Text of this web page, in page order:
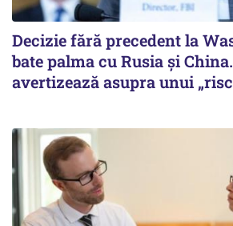
Decizie fără precedent la
bate palma cu Rusia și
avertizează asupra unui